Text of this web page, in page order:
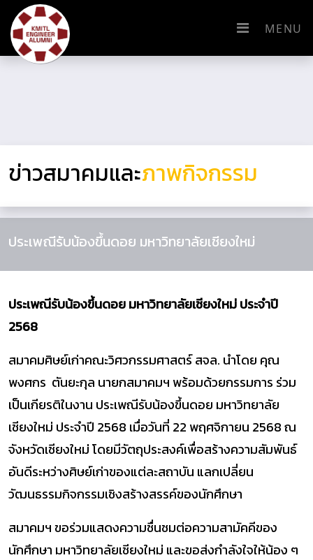
MENU
ข่าวสมาคมและภาพกิจกรรม
ประเพณีรับน้องขึ้นดอย มหาวิทยาลัยเชียงใหม่
ประเพณีรับน้องขึ้นดอย มหาวิทยาลัยเชียงใหม่ ประจำปี
2568
สมาคมศิษย์เก่าคณะวิศวกรรมศาสตร์ สจล. นำโดย คุณ
พงศกร ตันยะกุล นายกสมาคมฯ พร้อมด้วยกรรมการ ร่วม
เป็นเกียรติในงาน ประเพณีรับน้องขึ้นดอย มหาวิทยาลัย
เชียงใหม่ ประจำปี 2568 เมื่อวันที่ 22 พฤศจิกายน 2568 ณ
จังหวัดเชียงใหม่ โดยมีวัตถุประสงค์เพื่อสร้างความสัมพันธ์
อันดีระหว่างศิษย์เก่าของแต่ละสถาบัน แลกเปลี่ยน
วัฒนธรรมกิจกรรมเชิงสร้างสรรค์ของนักศึกษา
สมาคมฯ ขอร่วมแสดงความชื่นชมต่อความสามัคคีของ
นักศึกษา มหาวิทยาลัยเชียงใหม่ และขอส่งกำลังใจให้น้อง ๆ